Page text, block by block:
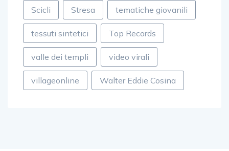
Scicli Stresa tematiche giovanili
tessuti sintetici Top Records
valle dei templi video virali
villageonline Walter Eddie Cosina